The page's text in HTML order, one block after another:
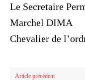
Le Secretaire
Marchel DIMA
Chevalier de
Article précédent